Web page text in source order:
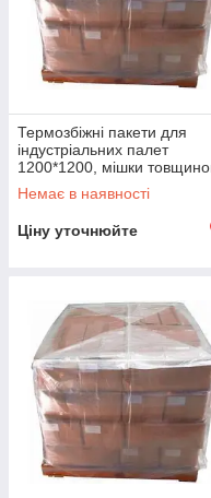
Термозбіжні пакети для
індустріальних палет
1200*1200, мішки
150 мкм
Немає в наявності
Ціну уточнюйте